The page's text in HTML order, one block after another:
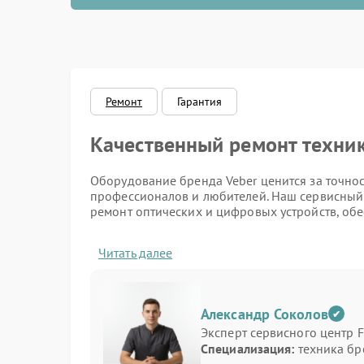
Замена
влаги
Ремонт Гарантия
Качественный ремонт
Оборудование бренда Veber ценится за
профессионалов и любителей. Наш
ремонт оптических и цифровых устройств,
Наши услуги
профессиональные инструменты и
работы с оптическими и цифровыми
задачи. Основные направления ремонта
Оптические прицелы: настройка оптики,
Читать далее
Александр Соколов
Эксперт сервисного центр
Специализация: техника